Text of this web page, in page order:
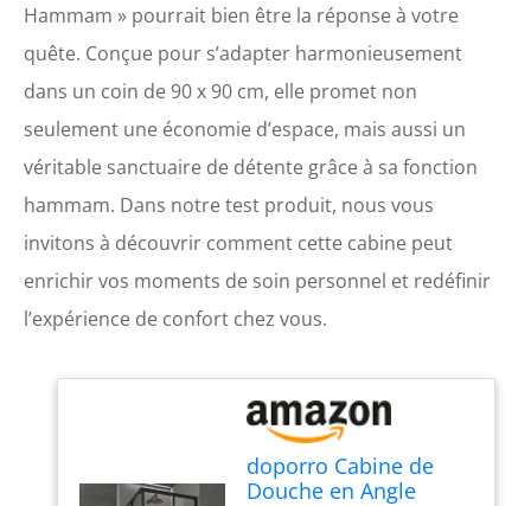
Hammam » pourrait bien être la réponse à votre
quête. Conçue pour s’adapter harmonieusement
dans un coin de 90 x 90 cm, elle promet non
seulement une économie d’espace, mais aussi un
véritable sanctuaire de détente grâce à sa fonction
hammam. Dans notre test produit, nous vous
invitons à découvrir comment cette cabine peut
enrichir vos moments de soin personnel et redéfinir
l’expérience de confort chez vous.
doporro Cabine de
Douche en Angle